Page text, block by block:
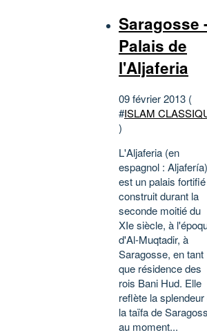
Saragosse
Palais de
l'Aljaferia
09 février 2013 (
#ISLAM
)
L'Aljaferia (en
espagnol : Aljafería)
est un palais fortifié
construit durant la
seconde moitié du
XIe siècle, à
d'Al-Muqtadir, à
Saragosse, en tant
que résidence des
rois Bani Hud. Elle
reflète la splendeur
la taïfa de
au moment...